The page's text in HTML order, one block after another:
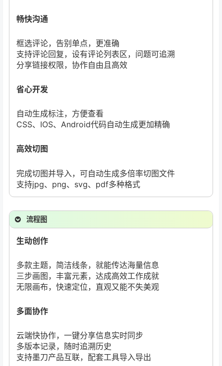
畅快沟通
框选评论，告别单点，更准确
支持评论回复，设有评论列表区，问题可追溯
分享链接权限，协作自由且高效
省心开发
自动生成标注，方便查看
CSS、IOS、Android代码自动生成更加精确
高效切图
完成切图并导入，可自动生成多倍率切图文件
支持jpg、png、svg、pdf多种格式
流程图
生动创作
多款主题，简洁线条，就能传达海量信息
三步画图，丰富元素，达成高效工作成就
无限画布，快速定位，直观又能不失美观
多面协作
云端快协作，一键分享信息实时同步
多版本记录，随时追溯历史
支持墨刀产品互联，配套工具导入导出